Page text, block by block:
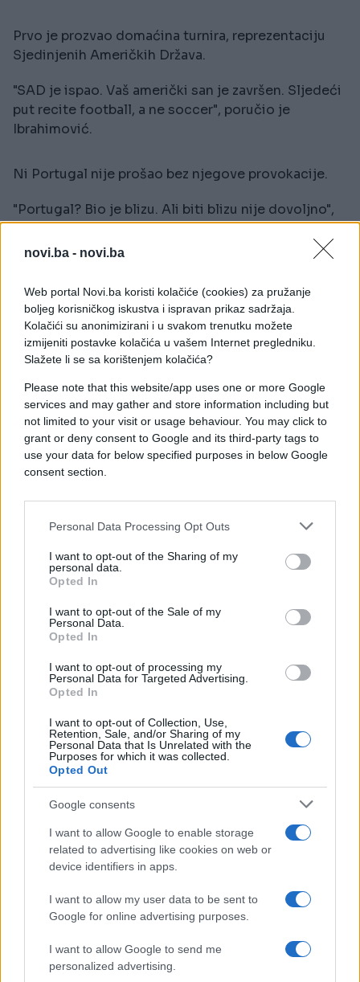
novi.ba - novi.ba
Web portal Novi.ba koristi kolačiće (cookies) za pružanje
boljeg korisničkog iskustva i ispravan prikaz sadržaja.
Kolačići su anonimizirani i u svakom trenutku možete
izmijeniti postavke kolačića u vašem Internet pregledniku.
Slažete li se sa korištenjem kolačića?
Please note that this website/app uses one or more Google
services and may gather and store information including but
not limited to your visit or usage behaviour. You may click to
grant or deny consent to Google and its third-party tags to
use your data for below specified purposes in below Google
consent section.
Personal Data Processing Opt Outs
I want to opt-out of the Sharing of my
personal data.
Opted In
I want to opt-out of the Sale of my
Personal Data.
Opted In
I want to opt-out of processing my
Personal Data for Targeted Advertising.
Opted In
I want to opt-out of Collection, Use,
Retention, Sale, and/or Sharing of my
Personal Data that Is Unrelated with the
Purposes for which it was collected.
Opted Out
Google consents
I want to allow Google to enable storage
related to advertising like cookies on web or
device identifiers in apps.
I want to allow my user data to be sent to
Google for online advertising purposes.
I want to allow Google to send me
personalized advertising.
Prvo je prozvao domaćina turnira, reprezentaciju
Sjedinjenih Američkih Država.
"SAD je ispao. Vaš američki san je završen. Sljedeći
put recite football, a ne soccer", poručio je
Ibrahimović.
Ni Portugal nije prošao bez njegove provokacije.
"Portugal? Bio je blizu. Ali biti blizu nije dovoljno",
kratko je rekao.
Na meti legendarnog napadača našao se i Meksiko.
"Meksiko? Uživajte u svojim tacosima. Amigos,
adios", izjavio je uz prepoznatljivu dozu humora i
provokacije.
navijačima, a mnogi s nestrpljenjem čekaju da vide
hoće li Ibrahimović na isti način prokomentarisati i
ispadanje drugih velikih reprezentacija sa
Svjetskog prvenstva.
#zlatan ibrahimović